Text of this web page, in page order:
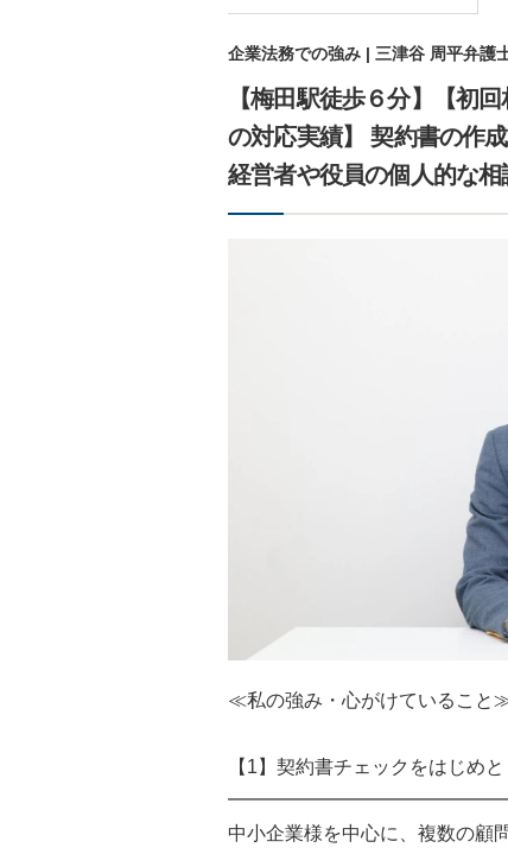
企業法務での強み | 三津谷 周平弁護
【梅田駅徒歩６分】【初
の対応実績】 契約書の作
経営者や役員の個人的な相
≪私の強み・心がけていること
【1】契約書チェックをはじめ
中小企業様を中心に、複数の顧